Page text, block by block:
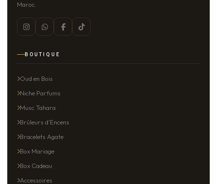
Maroc.
BOUTIQUE
Oud en Bois
Niche Parfums
Musc Tahara
Brûleurs d'Encens
Bracelets Agate
Box Mariage
Box Cadeau
Accessoires